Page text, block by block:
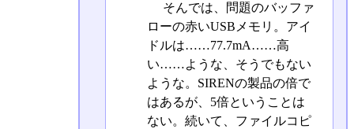
そんでは、問題のバッファ
ローの赤いUSBメモリ。アイ
ドルは……77.7mA……高
い……ような、そうでもない
ような。SIRENの製品の倍で
はあるが、5倍ということは
ない。続いて、ファイルコピ